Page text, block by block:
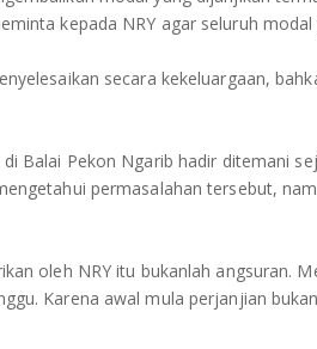
kepada NRY agar seluruh
secara kekeluargaan,
Balai Pekon Ngarib hadir ditemani
permasalahan tersebut,
oleh NRY itu bukanlah angsuran.
Karena awal mula perjanjian